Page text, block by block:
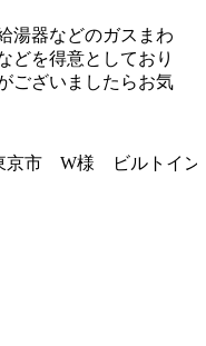
湯器などのガスまわ
どを得意としており
ございましたらお気